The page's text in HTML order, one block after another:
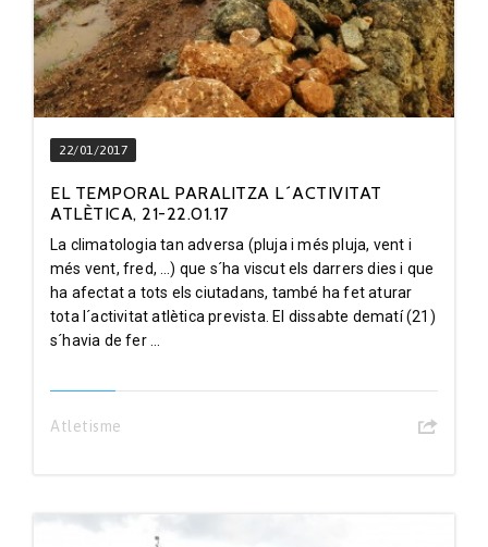
22/01/2017
EL TEMPORAL PARALITZA L´ACTIVITAT
ATLÈTICA, 21-22.01.17
La climatologia tan adversa (pluja i més pluja, vent i
més vent, fred, …) que s´ha viscut els darrers dies i que
ha afectat a tots els ciutadans, també ha fet aturar
tota l´activitat atlètica prevista. El dissabte dematí (21)
s´havia de fer ...
Atletisme